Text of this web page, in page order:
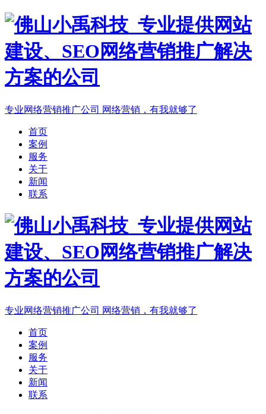
专业网络营销推广公司 网络营销，有我就够了
首页
案例
服务
关于
新闻
联系
专业网络营销推广公司 网络营销，有我就够了
首页
案例
服务
关于
新闻
联系